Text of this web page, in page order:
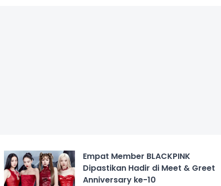
Empat Member BLACKPINK
Dipastikan Hadir di Meet & Greet
Anniversary ke-10